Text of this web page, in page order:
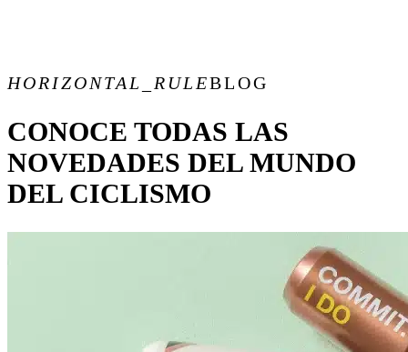
HORIZONTAL_RULEBLOG
CONOCE TODAS LAS
NOVEDADES DEL MUNDO
DEL CICLISMO